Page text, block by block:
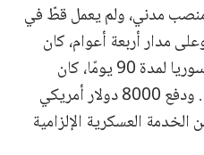
منصب مدني، ولم يعمل قطّ في
مدار أربعة أعوام، كان
بإمكانه السفر [من ألمانيا] إلى سوريا لمدة 90 يومًا، كان
يؤجل خلالها خدمته العسكرية. ودفع 8000 دولار أمريكي
من الخدمة العسكرية الإلزامية